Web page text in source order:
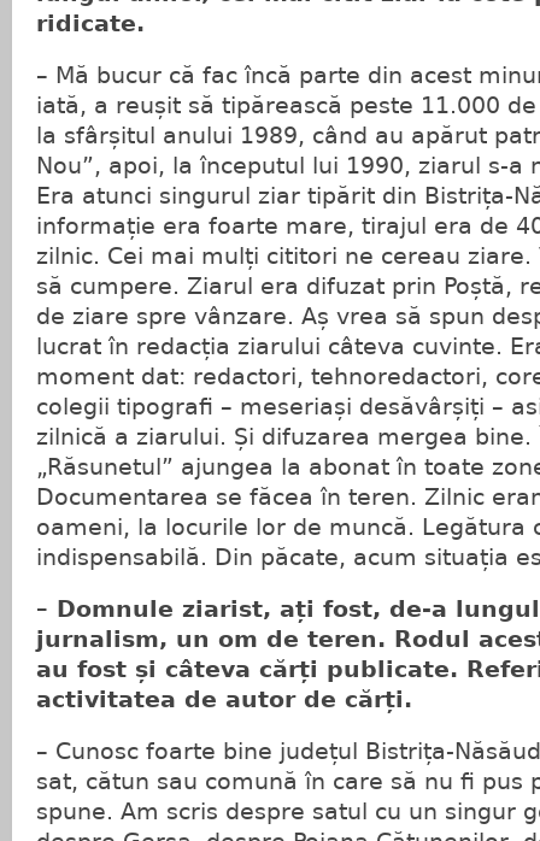
ridicate.
– Mă bucur că fac încă parte din acest
iată, a reușit să tipărească peste 11.000
la sfârșitul anului 1989, când au apărut
Nou”, apoi, la începutul lui 1990, ziarul s-a
Era atunci singurul ziar tipărit din Bistrița-
informație era foarte mare, tirajul era de
zilnic. Cei mai mulți cititori ne cereau ziare.
să cumpere. Ziarul era difuzat prin Poștă,
de ziare spre vânzare. Aș vrea să spun
lucrat în redacția ziarului câteva cuvinte.
moment dat: redactori, tehnoredactori,
colegii tipografi – meseriași desăvârșiți –
zilnică a ziarului. Și difuzarea mergea bine.
„Răsunetul” ajungea la abonat în toate
Documentarea se făcea în teren. Zilnic
oameni, la locurile lor de muncă. Legătura
indispensabilă. Din păcate, acum situația
– Domnule ziarist, ați fost, de-a
jurnalism, un om de teren. Rodul
au fost și câteva cărți publicate.
activitatea de autor de cărți.
– Cunosc foarte bine județul Bistrița-
sat, cătun sau comună în care să nu fi pus
spune. Am scris despre satul cu un singur